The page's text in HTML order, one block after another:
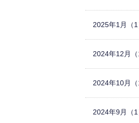
2025年1月（1
2024年12月（
2024年10月（
2024年9月（1